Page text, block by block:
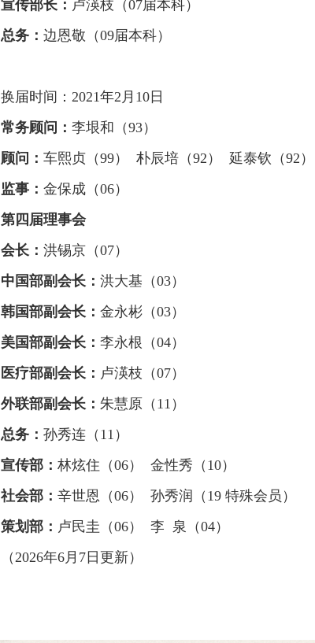
宣传部长： 卢渶枝（07届本科）
总务： 边恩敬（09届本科）
换届时间：2021年2月10日
常务顾问： 李垠和（93）
顾问： 车熙贞（99） 朴辰培（92） 延泰钦（92）
监事： 金保成（06）
第四届理事会
会长： 洪锡京（07）
中国部副会长： 洪大基（03）
韩国部副会长： 金永彬（03）
美国部副会长： 李永根（04）
医疗部副会长： 卢渶枝（07）
外联部副会长： 朱慧原（11）
总务： 孙秀连（11 ）
宣传部： 林炫住（06） 金性秀（10）
社会部： 辛世恩（06） 孙秀润（19 特殊会员）
策划部： 卢民圭（06） 李 泉（04）
（2026年6月7日更新）